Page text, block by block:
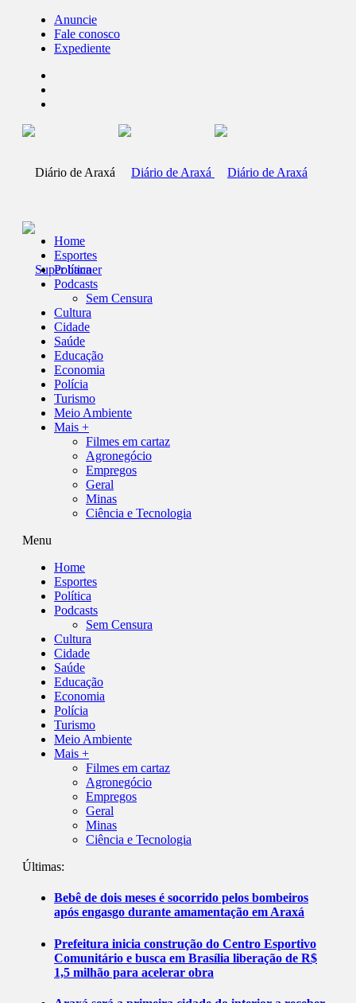
Anuncie
Fale conosco
Expediente
Home
Esportes
Política
Podcasts
Sem Censura
Cultura
Cidade
Saúde
Educação
Economia
Polícia
Turismo
Meio Ambiente
Mais +
Filmes em cartaz
Agronegócio
Empregos
Geral
Minas
Ciência e Tecnologia
Menu
Home
Esportes
Política
Podcasts
Sem Censura
Cultura
Cidade
Saúde
Educação
Economia
Polícia
Turismo
Meio Ambiente
Mais +
Filmes em cartaz
Agronegócio
Empregos
Geral
Minas
Ciência e Tecnologia
Últimas:
Bebê de dois meses é socorrido pelos bombeiros
após engasgo durante amamentação em Araxá
Prefeitura inicia construção do Centro Esportivo
Comunitário e busca em Brasília liberação de R$
1,5 milhão para acelerar obra